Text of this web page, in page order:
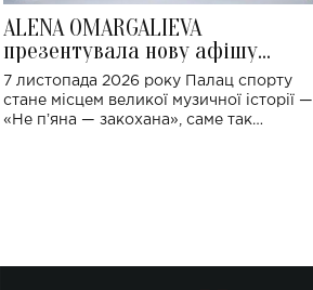
ALENA OMARGALIEVA
презентувала нову афішу
великого концерту в Палаці
спорту
7 листопада 2026 року Палац спорту
стане місцем великої музичної історії —
«Не пʼяна — закохана», саме так